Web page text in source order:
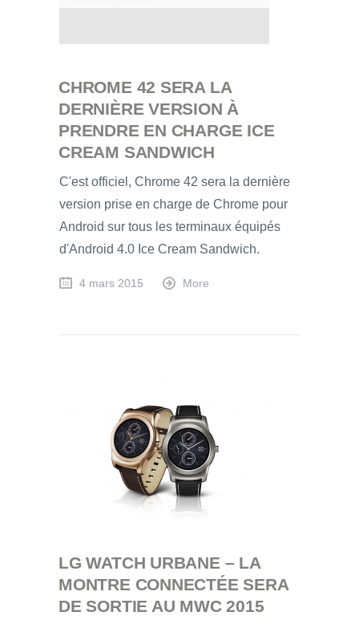
CHROME 42 SERA LA
DERNIÈRE VERSION À
PRENDRE EN CHARGE ICE
CREAM SANDWICH
C'est officiel, Chrome 42 sera la dernière
version prise en charge de Chrome pour
Android sur tous les terminaux équipés
d'Android 4.0 Ice Cream Sandwich.
4 mars 2015 More
LG WATCH URBANE – LA
MONTRE CONNECTÉE SERA
DE SORTIE AU MWC 2015